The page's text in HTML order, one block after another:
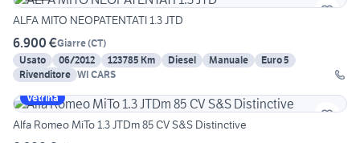
ALFA MITO NEOPATENTATI 1.3 JTD
6.900 €Giarre(CT)
Usato
06/2012 123785 Km Diesel Manuale
Euro 5
Rivenditore WI CARS
Vetrina
Alfa Romeo MiTo 1.3 JTDm 85 CV S&S Distinctive